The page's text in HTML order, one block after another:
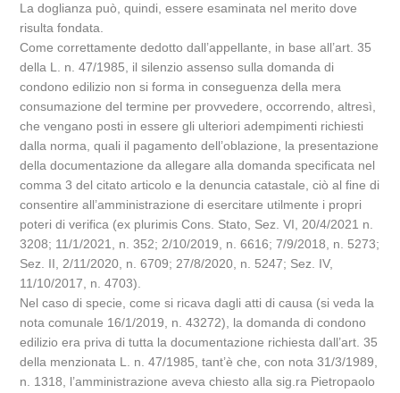
La doglianza può, quindi, essere esaminata nel merito dove
risulta fondata.
Come correttamente dedotto dall’appellante, in base all’art. 35
della L. n. 47/1985, il silenzio assenso sulla domanda di
condono edilizio non si forma in conseguenza della mera
consumazione del termine per provvedere, occorrendo, altresì,
che vengano posti in essere gli ulteriori adempimenti richiesti
dalla norma, quali il pagamento dell’oblazione, la presentazione
della documentazione da allegare alla domanda specificata nel
comma 3 del citato articolo e la denuncia catastale, ciò al fine di
consentire all’amministrazione di esercitare utilmente i propri
poteri di verifica (ex plurimis Cons. Stato, Sez. VI, 20/4/2021 n.
3208; 11/1/2021, n. 352; 2/10/2019, n. 6616; 7/9/2018, n. 5273;
Sez. II, 2/11/2020, n. 6709; 27/8/2020, n. 5247; Sez. IV,
11/10/2017, n. 4703).
Nel caso di specie, come si ricava dagli atti di causa (si veda la
nota comunale 16/1/2019, n. 43272), la domanda di condono
edilizio era priva di tutta la documentazione richiesta dall’art. 35
della menzionata L. n. 47/1985, tant’è che, con nota 31/3/1989,
n. 1318, l’amministrazione aveva chiesto alla sig.ra Pietropaolo